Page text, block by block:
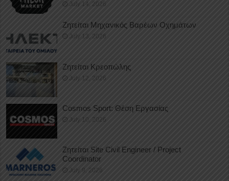
July 14, 2026
Ζητείται Μηχανικός Βαρέων Οχημάτων
July 13, 2026
Ζητείται Κρεοπώλης
July 12, 2026
Cosmos Sport: Θέση Εργασίας
July 10, 2026
Ζητείται Site Civil Engineer / Project
Coordinator
July 9, 2026